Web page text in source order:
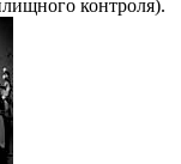
контроля).